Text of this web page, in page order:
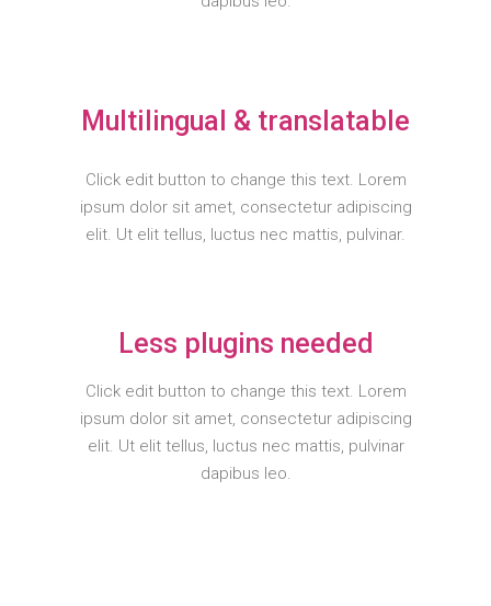
Multilingual & translatable
Click edit button to change this text. Lorem
ipsum dolor sit amet, consectetur adipiscing
elit. Ut elit tellus, luctus nec mattis, pulvinar.
Less plugins needed
Click edit button to change this text. Lorem
ipsum dolor sit amet, consectetur adipiscing
elit. Ut elit tellus, luctus nec mattis, pulvinar
dapibus leo.